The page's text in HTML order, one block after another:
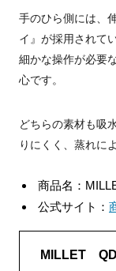
手のひら側には、
イ』が採用されて
細かな操作が必要
心です。
どちらの素材も吸
りにくく、蒸れに
商品名：
公式サイト：
MILLET QD